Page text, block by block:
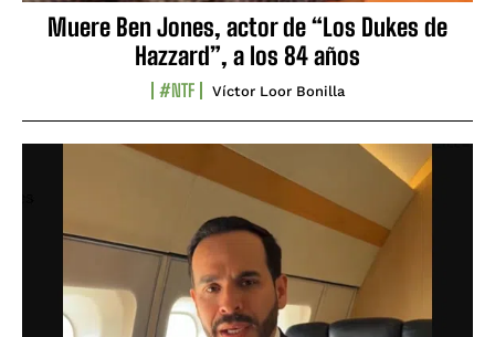
Muere Ben Jones, actor de “Los Dukes de
Hazzard”, a los 84 años
#NTF Víctor Loor Bonilla